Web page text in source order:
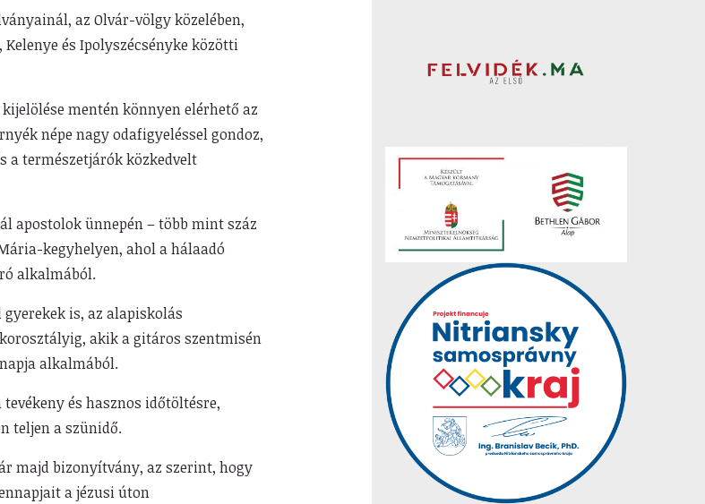
az Olvár-völgy közelében,
és Ipolyszécsényke közötti
mentén könnyen elérhető az
népe nagy odafigyeléssel gondoz,
a természetjárók közkedvelt
apostolok ünnepén – több mint száz
kegyhelyen, ahol a hálaadó
alkalmából.
is, az alapiskolás
akik a gitáros szentmisén
alkalmából.
és hasznos időtöltésre,
teljen a szünidő.
majd bizonyítvány, az szerint, hogy
a jézusi úton